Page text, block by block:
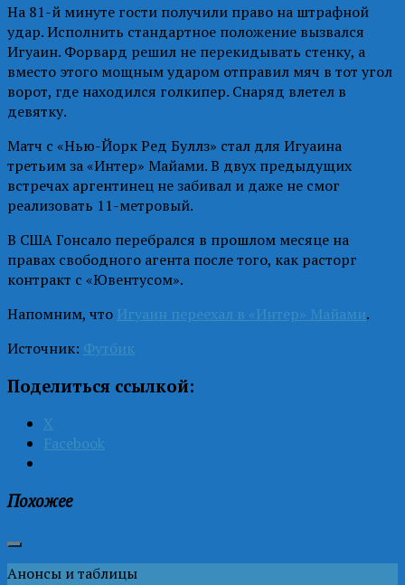
На 81-й минуте гости получили право на штрафной
удар. Исполнить стандартное положение вызвался
Игуаин. Форвард решил не перекидывать стенку, а
вместо этого мощным ударом отправил мяч в тот угол
ворот, где находился голкипер. Снаряд влетел в
девятку.
Матч с «Нью-Йорк Ред Буллз» стал для Игуаина
третьим за «Интер» Майами. В двух предыдущих
встречах аргентинец не забивал и даже не смог
реализовать 11-метровый.
В США Гонсало перебрался в прошлом месяце на
правах свободного агента после того, как расторг
контракт с «Ювентусом».
Напомним, что Игуаин переехал в «Интер» Майами.
Источник: Футбик
Поделиться ссылкой:
X
Facebook
Похожее
Анонсы и таблицы